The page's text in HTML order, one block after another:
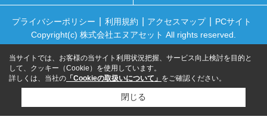
プライバシーポリシー 利用規約 アクセスマップ
PCサイト
Copyright(c) 株式会社エヌアセット All rights reserved.
当サイトでは、お客様の当サイト利用状況把握、サービス向上検討を目的と
して、クッキー（Cookie）を使用しています。
詳しくは、当社の 「Cookieの取扱いについて」 をご確認ください。
閉じる